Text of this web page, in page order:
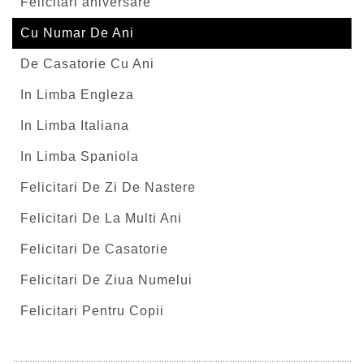
Cu Numar De Ani
De Casatorie Cu Ani
In Limba Engleza
In Limba Italiana
In Limba Spaniola
Felicitari De Zi De Nastere
Felicitari De La Multi Ani
Felicitari De Casatorie
Felicitari De Ziua Numelui
Felicitari Pentru Copii